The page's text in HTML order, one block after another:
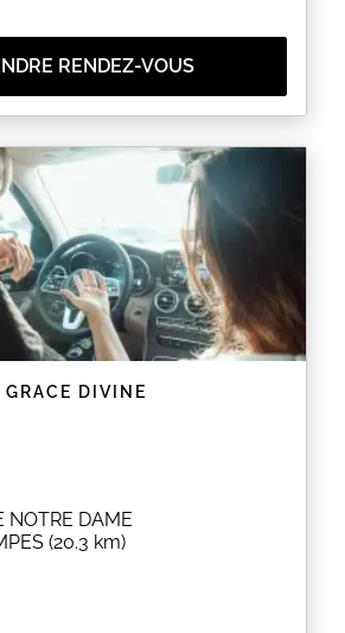
RENDEZ-VOUS
DIVINE
NOTRE DAME
(20.3 km)